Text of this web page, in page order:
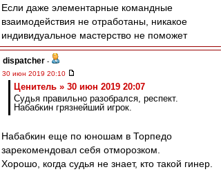
Если даже элементарные командные
взаимодействия не отработаны, никакое
индивидуальное мастерство не поможет
dispatcher -
30 июн 2019 20:10
Ценитель » 30 июн 2019 20:07
Судья правильно разобрался, респект.
Набабкин грязнейший игрок.
Набабкин еще по юношам в Торпедо
зарекомендовал себя отморозком.
Хорошо, когда судья не знает, кто такой гинер.